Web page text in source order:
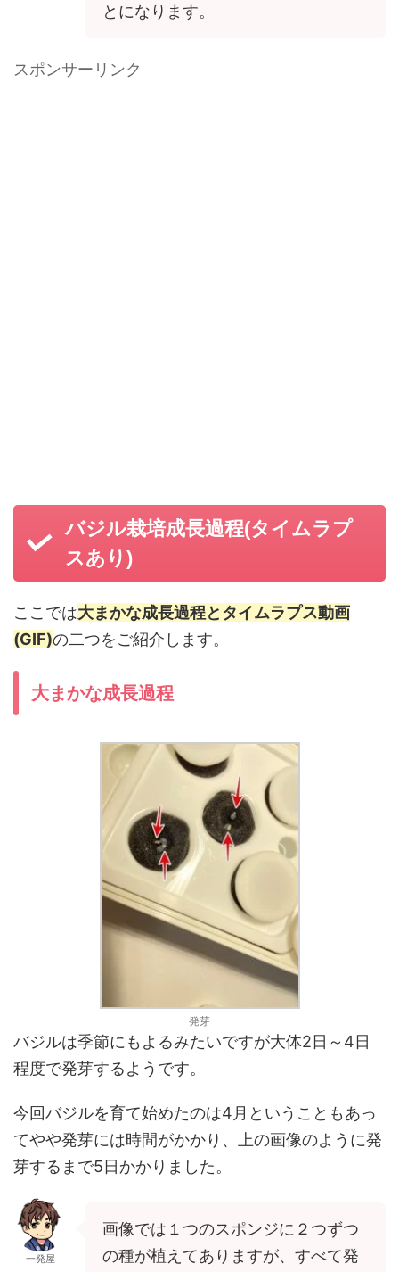
とになります。
スポンサーリンク
バジル栽培成長過程(タイムラプ
スあり)
ここでは大まかな成長過程とタイムラプス動画
(GIF)の二つをご紹介します。
大まかな成長過程
発芽
バジルは季節にもよるみたいですが大体2日～4日
程度で発芽するようです。
今回バジルを育て始めたのは4月ということもあっ
てやや発芽には時間がかかり、上の画像のように発
芽するまで5日かかりました。
一発屋
画像では１つのスポンジに２つずつ
の種が植えてありますが、すべて発